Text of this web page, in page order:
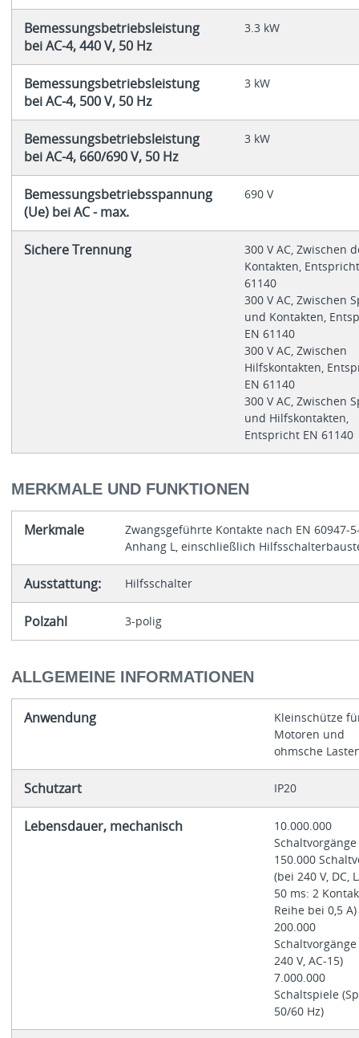
Bemessungsbetriebsleistung
bei AC-4, 440 V, 50 Hz
3.3 kW
Bemessungsbetriebsleistung
bei AC-4, 500 V, 50 Hz
3 kW
Bemessungsbetriebsleistung
bei AC-4, 660/690 V, 50 Hz
3 kW
Bemessungsbetriebsspannung
(Ue) bei AC - max.
690 V
Sichere Trennung
300 V AC, Zwischen
Kontakten,
61140
300 V AC, Zwischen
und Kontakten,
EN 61140
300 V AC, Zwischen
Hilfskontakten,
EN 61140
300 V AC, Zwischen
und Hilfskontakten,
Entspricht EN 61140
MERKMALE UND FUNKTIONEN
Merkmale
Zwangsgeführte Kontakte nach EN 60947-
Anhang L, einschließlich
Ausstattung: Hilfsschalter
Polzahl 3-polig
ALLGEMEINE INFORMATIONEN
Anwendung
Kleinschütze
Motoren und
ohmsche
Schutzart IP20
Lebensdauer, mechanisch
10.000.000
Schaltvorgänge
150.000
(bei 240 V, DC,
50 ms: 2
Reihe bei 0,5 A)
200.000
240 V, AC-15)
7.000.000
Schaltspiele
50/60 Hz)